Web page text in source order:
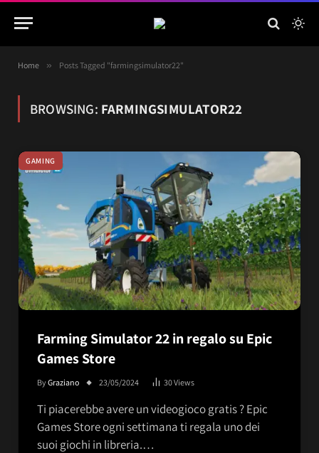
Home » Posts Tagged "farmingsimulator22"
BROWSING: FARMINGSIMULATOR22
GAMING
Farming Simulator 22 in regalo su Epic
Games Store
ByGraziano 23/05/2024 30Views
Ti piacerebbe avere un videogioco gratis ? Epic
Games Store ogni settimana ti regala uno dei
suoi giochi in libreria.…